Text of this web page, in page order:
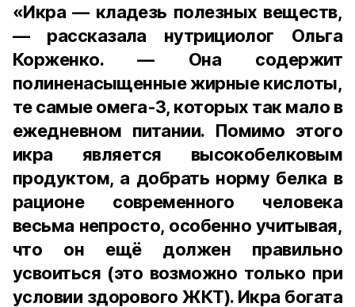
«Икра — кладезь полезных веществ,
— рассказала нутрициолог Ольга
Корженко. — Она содержит
полиненасыщенные жирные кислоты,
те самые омега-3, которых так мало в
ежедневном питании. Помимо этого
икра является высокобелковым
продуктом, а добрать норму белка в
рационе современного человека
весьма непросто, особенно учитывая,
что он ещё должен правильно
усвоиться (это возможно только при
условии здорового ЖКТ). Икра богата